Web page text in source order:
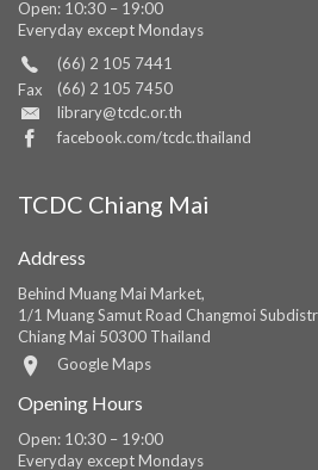
Open: 10:30 – 19:00
Everyday except Mondays
(66) 2 105 7441
Fax
(66) 2 105 7450
library@tcdc.or.th
facebook.com/tcdc.thailand
TCDC Chiang Mai
Address
Behind Muang Mai Market,
1/1 Muang Samut Road Changmoi
Chiang Mai 50300 Thailand
Google Maps
Opening Hours
Open: 10:30 – 19:00
Everyday except Mondays